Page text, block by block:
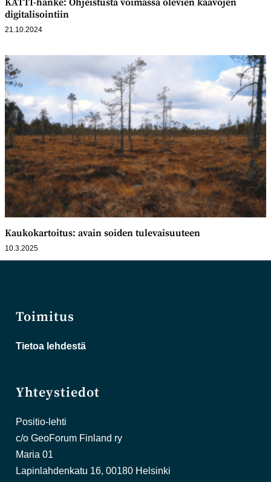
digitalisointiin
21.10.2024
Kaukokartoitus: avain soiden tulevaisuuteen
10.3.2025
Toimitus
Tietoa lehdestä
Yhteystiedot
Positio-lehti
c/o GeoForum Finland ry
Maria 01
Lapinlahdenkatu 16, 00180 Helsinki